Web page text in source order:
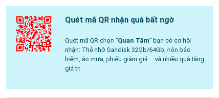
Quét mã QR nhận quà bất ngờ
Quét mã QR chọn "Quan Tâm"bạn có cơ hội
nhận: Thẻ nhớ Sandisk 32Gb/64Gb, nón bảo
hiểm, áo mưa, phiếu giảm giá.... và nhiều quà tặng
giá trị